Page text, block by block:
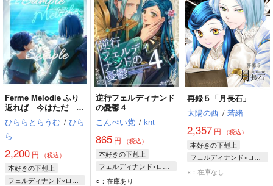
Ferme Melodie ふり
返れば 今はただ 遠
いかすかなメロディー
ひららとらうむ / ひら
ら
2,200 円 （税込）
本好きの下剋上
フェルディナンド×ローゼマイン
逆行フェルディナンド
の憂鬱４
こんぺい党 / knt
865 円 （税込）
本好きの下剋上
フェルディナンド×ローゼマイン
ローゼマイン
○：在庫あり
再録５「月長石」
太陽の西 / 若緒
2,357円 （税込）
本好きの下剋上
フェルディナンド×ローゼマイン
ローゼマイン
×：在庫なし